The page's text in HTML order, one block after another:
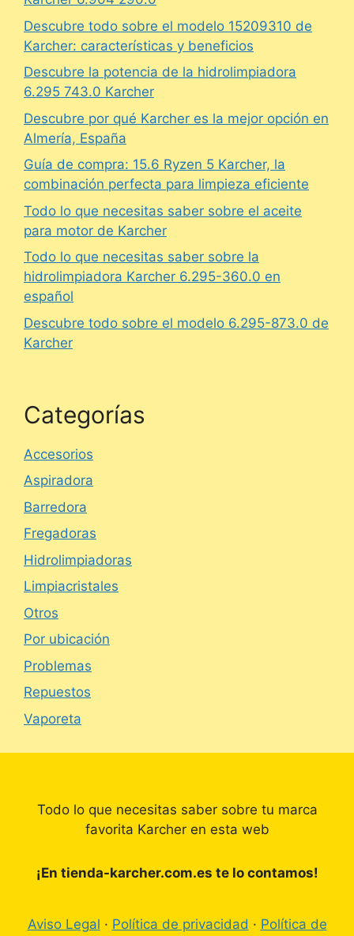
Descubre todo sobre el modelo 15209310 de
Karcher: características y beneficios
Descubre la potencia de la hidrolimpiadora
6.295 743.0 Karcher
Descubre por qué Karcher es la mejor opción en
Almería, España
Guía de compra: 15.6 Ryzen 5 Karcher, la
combinación perfecta para limpieza eficiente
Todo lo que necesitas saber sobre el aceite
para motor de Karcher
Todo lo que necesitas saber sobre la
hidrolimpiadora Karcher 6.295-360.0 en
español
Descubre todo sobre el modelo 6.295-873.0 de
Karcher
Categorías
Accesorios
Aspiradora
Barredora
Fregadoras
Hidrolimpiadoras
Limpiacristales
Otros
Por ubicación
Problemas
Repuestos
Vaporeta
Todo lo que necesitas saber sobre tu marca
favorita Karcher en esta web
¡En tienda-karcher.com.es te lo contamos!
Aviso Legal · Política de privacidad · Política de